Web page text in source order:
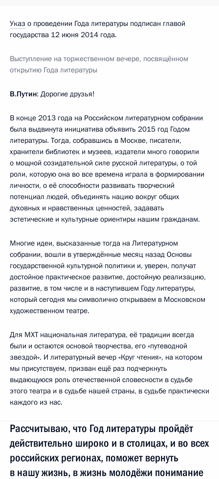
Указ о проведении Года литературы подписан главой
государства 12 июня 2014 года.
Выступление на торжественном вечере, посвящённом
открытию Года литературы
В.Путин: Дорогие друзья!
В конце 2013 года на Российском литературном собрании
была выдвинута инициатива объявить 2015 год Годом
литературы. Тогда, собравшись в Москве, писатели,
хранители библиотек и музеев, издатели много говорили
о мощной созидательной силе русской литературы, о той
роли, которую она во все времена играла в формировании
личности, о её способности развивать творческий
потенциал людей, объединять нацию вокруг общих
духовных и нравственных ценностей, задавать
эстетические и культурные ориентиры нашим гражданам.
Многие идеи, высказанные тогда на Литературном
собрании, вошли в утверждённые месяц назад Основы
государственной культурной политики и, уверен, получат
достойное практическое развитие, достойную реализацию,
развитие, в том числе и в наступившем Году литературы,
который сегодня мы символично открываем в Московском
художественном театре.
Для МХТ национальная литература, её традиции всегда
были и остаются основой творчества, его «путеводной
звездой». И литературный вечер «Круг чтения», на котором
мы присутствуем, призван ещё раз подчеркнуть
выдающуюся роль отечественной словесности в судьбе
этого театра и в судьбе нашей страны, в судьбе практически
каждого из нас.
Рассчитываю, что Год литературы пройдёт
действительно широко и в столицах, и во всех
российских регионах, поможет вернуть
в нашу жизнь, в жизнь молодёжи понимание